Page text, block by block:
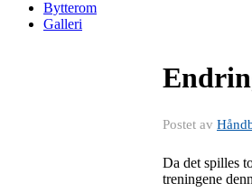
Bytterom
Galleri
Postet av
Da det spilles
treningene